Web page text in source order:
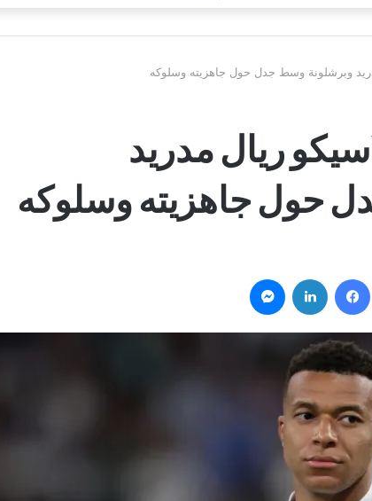
وبرشلونة وسط جدل حول جاهزيته وسلوكه
ريال مدريد
حول جاهزيته وسلوكه
فيسبوك لينكدإن